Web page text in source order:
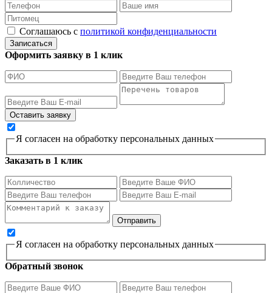
Соглашаюсь с политикой конфиденциальности
Записаться
Оформить заявку в 1 клик
Я согласен на обработку персональных данных
Заказать в 1 клик
Я согласен на обработку персональных данных
Обратный звонок